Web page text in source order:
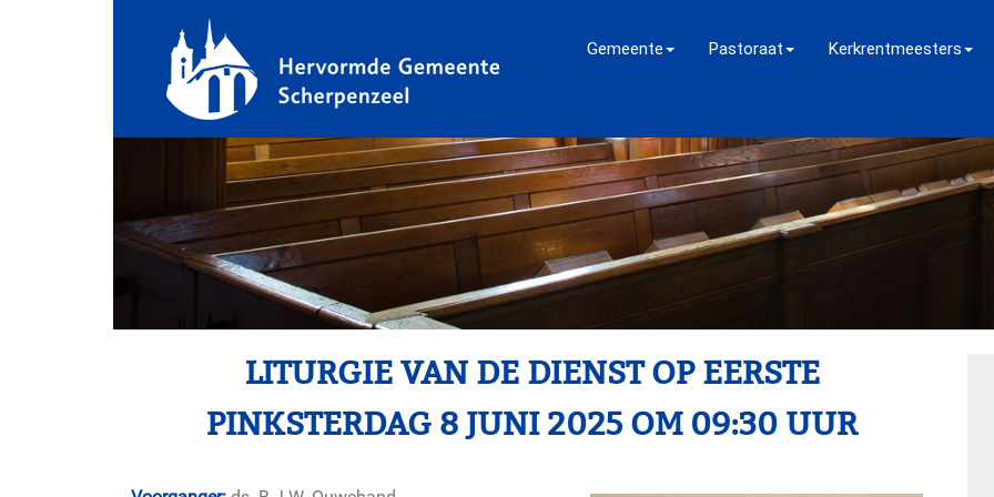
Gemeente Pastoraat Kerkrentmeesters
LITURGIE VAN DE DIENST OP EERSTE
PINKSTERDAG 8 JUNI 2025 OM 09:30 UUR